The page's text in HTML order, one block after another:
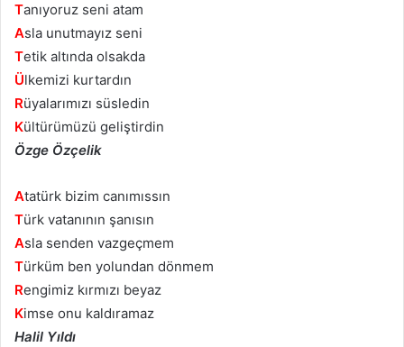
Tanıyoruz seni atam
Asla unutmayız seni
Tetik altında olsakda
Ülkemizi kurtardın
Rüyalarımızı süsledin
Kültürümüzü geliştirdin
Özge Özçelik
Atatürk bizim canımıssın
Türk vatanının şanısın
Asla senden vazgeçmem
Türküm ben yolundan dönmem
Rengimiz kırmızı beyaz
Kimse onu kaldıramaz
Halil Yıldı